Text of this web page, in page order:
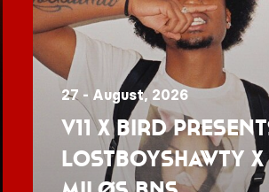
27 - August, 2026
V11 x BIRD
Lostboyshawty x